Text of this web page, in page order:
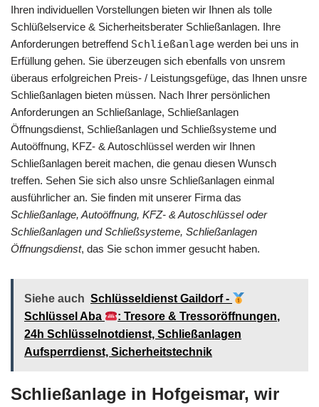
Ihren individuellen Vorstellungen bieten wir Ihnen als tolle
Schlüßelservice & Sicherheitsberater Schließanlagen. Ihre
Anforderungen betreffend Schließanlage werden bei uns in
Erfüllung gehen. Sie überzeugen sich ebenfalls von unsrem
überaus erfolgreichen Preis- / Leistungsgefüge, das Ihnen unsre
Schließanlagen bieten müssen. Nach Ihrer persönlichen
Anforderungen an Schließanlage, Schließanlagen
Öffnungsdienst, Schließanlagen und Schließsysteme und
Autoöffnung, KFZ- & Autoschlüssel werden wir Ihnen
Schließanlagen bereit machen, die genau diesen Wunsch
treffen. Sehen Sie sich also unsre Schließanlagen einmal
ausführlicher an. Sie finden mit unserer Firma das
Schließanlage, Autoöffnung, KFZ- & Autoschlüssel oder
Schließanlagen und Schließsysteme, Schließanlagen
Öffnungsdienst, das Sie schon immer gesucht haben.
Siehe auch Schlüsseldienst Gaildorf -
Schlüssel Aba
: Tresore & Tressoröffnungen,
24h Schlüsselnotdienst, Schließanlagen
Aufsperrdienst, Sicherheitstechnik
Schließanlage in Hofgeismar, wir